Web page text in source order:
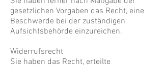
gesetzlichen Vorgaben das Recht, eine
Beschwerde bei der zuständigen
Aufsichtsbehörde einzureichen.
Widerrufsrecht
Sie haben das Recht, erteilte